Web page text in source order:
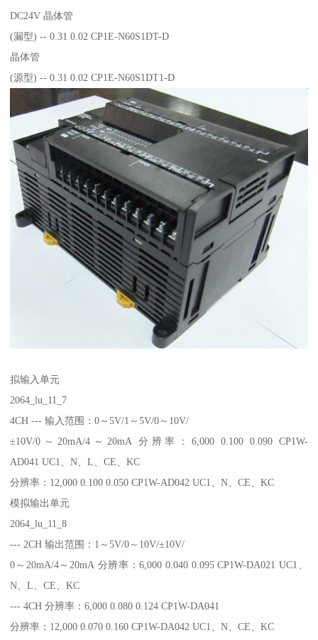
DC24V 晶体管
(漏型) -- 0.31 0.02 CP1E-N60S1DT-D
晶体管
(源型) -- 0.31 0.02 CP1E-N60S1DT1-D
拟输入单元
2064_lu_11_7
4CH --- 输入范围：0～5V/1～5V/0～10V/
±10V/0～20mA/4～20mA 分辨率：6,000 0.100 0.090 CP1W-
AD041 UC1、N、L、CE、KC
分辨率：12,000 0.100 0.050 CP1W-AD042 UC1、N、CE、KC
模拟输出单元
2064_lu_11_8
--- 2CH 输出范围：1～5V/0～10V/±10V/
0～20mA/4～20mA 分辨率：6,000 0.040 0.095 CP1W-DA021 UC1、
N、L、CE、KC
--- 4CH 分辨率：6,000 0.080 0.124 CP1W-DA041
分辨率：12,000 0.070 0.160 CP1W-DA042 UC1、N、CE、KC